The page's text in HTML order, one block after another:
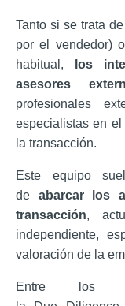
Tanto si se trata
por el vendedor)
habitual,
los
asesores
profesionales
especialistas en
la transacción.
Este equipo
de abarcar los
transacción,
independiente,
valoración de la
Entre los